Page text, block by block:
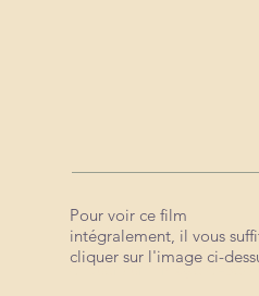
Pour voir ce film
intégralement, il vous
cliquer sur l'image ci-
Pour voir ce film
intégralement, il vous
cliquer sur l'image ci-
Pour voir ce film
intégralement, il vous
cliquer sur l'image ci-